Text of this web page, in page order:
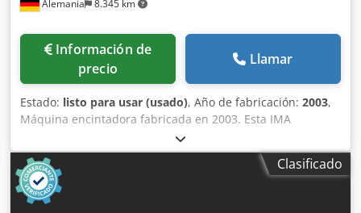
Alemania 8.345 km
Información de
precio
Llamar
Estado: listo para usar (usado), Año de fabricación: 2003,
Máquina encintadora fabricada en 2003. Esta IMA
AVM/K/I/G80/822/S3R3L20 está diseñada para el fresado, el
encintado y la postproducción de puertas con rebaje.
Cuenta con una base robusta, un accionamiento que
permite una velocidad de avance de aproximadamente 5-
25 m/min y una unidad de aplicación de cola para diversos
Clasificado